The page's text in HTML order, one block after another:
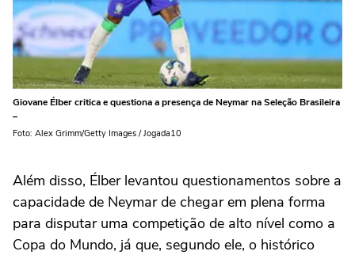
Giovane Élber critica e questiona a presença de Neymar na Seleção Brasileira
–
Foto: Alex Grimm/Getty Images / Jogada10
Além disso, Élber levantou questionamentos sobre a
capacidade de Neymar de chegar em plena forma
para disputar uma competição de alto nível como a
Copa do Mundo, já que, segundo ele, o histórico